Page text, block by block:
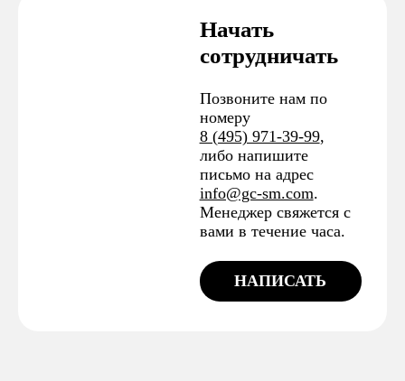
Начать
сотрудничать
Позвоните нам по
номеру
8 (495) 971-39-99,
либо напишите
письмо на адрес
info@gc-sm.com.
Менеджер свяжется с
вами в течение часа.
НАПИСАТЬ